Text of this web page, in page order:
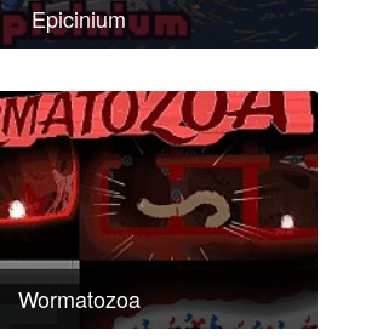
Epicinium
Wormatozoa